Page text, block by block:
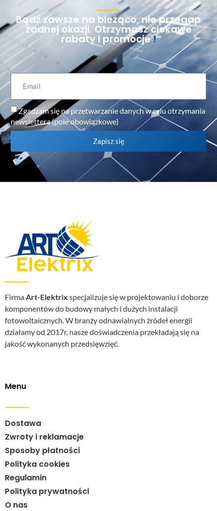
Bądź zawsze na bieżąco, nie przegap
żadnej okazji. Otrzymasz ciekawe
rabaty i promocje!
Zgadzam się na przetwarzanie danych w celu otrzymania
newslettera (pole obowiązkowe)
Zapisz się
FirmaArt-Elektrix specjalizuje się w projektowaniu i doborze
komponentów do budowy małych i dużych instalacji
fotowoltaicznych. W branży odnawialnych źródeł energii
działamy od 2017r, nasze doświadczenia przekładają się na
jakość wykonanych przedsięwzięć.
Menu
Dostawa
Zwroty i reklamacje
Sposoby płatności
Polityka cookies
Regulamin
Polityka prywatności
O nas